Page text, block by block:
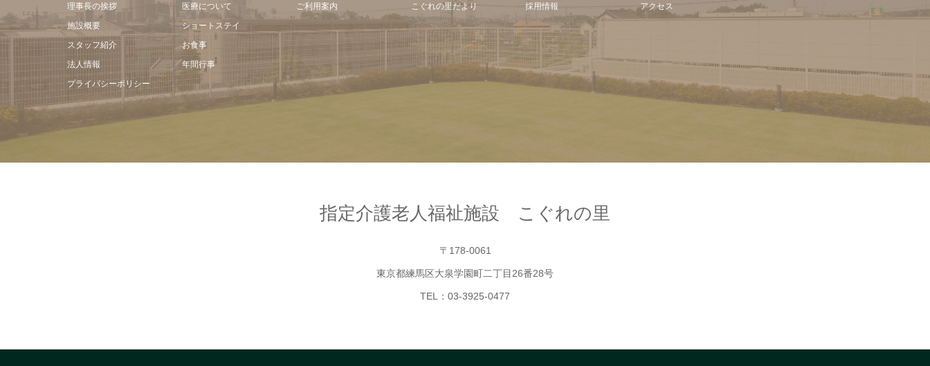
理事長の挨拶
施設概要
スタッフ紹介
法人情報
プライバシーポリシー
医療について
ショートステイ
お食事
年間行事
ご利用案内 こぐれの里だより 採用情報 アクセス
指定介護老人福祉施設 こぐれの里
〒178-0061
東京都練馬区大泉学園町二丁目26番28号
TEL：03-3925-0477